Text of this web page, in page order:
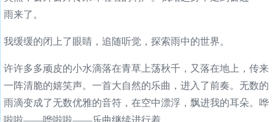
雨来了。
我缓缓的闭上了眼睛，追随听觉，探索雨中的世界。
许许多多顽皮的小水滴落在青草上荡秋千，又落在地上，传来
一阵清脆的嬉笑声。一首大自然的乐曲，进入了前奏。无数的
雨滴变成了无数优雅的音符，在空中漂浮，飘进我的耳朵。哗
啦啦——哗啦啦——乐曲继续进行着。